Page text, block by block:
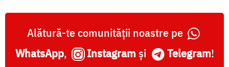
Alătură-te comunității noastre pe
WhatsApp, Instagram și Telegram!